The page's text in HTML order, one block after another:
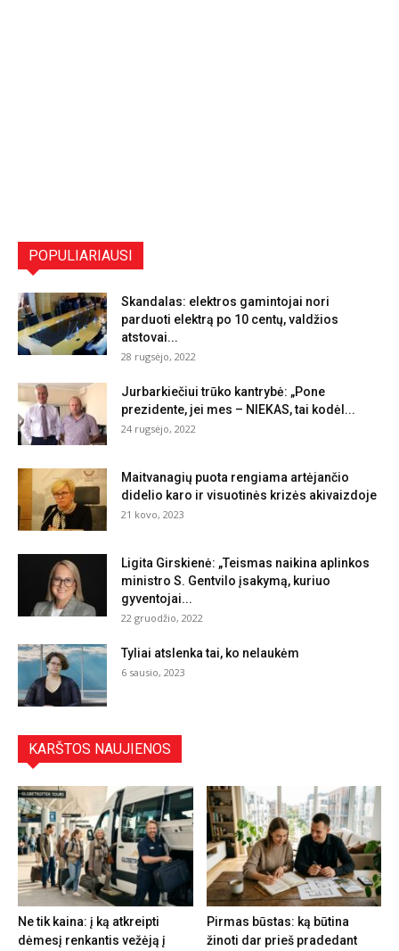
POPULIARIAUSI
Skandalas: elektros gamintojai nori
parduoti elektrą po 10 centų, valdžios
atstovai...
28 rugsėjo, 2022
Jurbarkiečiui trūko kantrybė: „Pone
prezidente, jei mes – NIEKAS, tai kodėl...
24 rugsėjo, 2022
Maitvanagių puota rengiama artėjančio
didelio karo ir visuotinės krizės akivaizdoje
21 kovo, 2023
Ligita Girskienė: „Teismas naikina aplinkos
ministro S. Gentvilo įsakymą, kuriuo
gyventojai...
22 gruodžio, 2022
Tyliai atslenka tai, ko nelaukėm
6 sausio, 2023
KARŠTOS NAUJIENOS
Ne tik kaina: į ką atkreipti
dėmesį renkantis vežėją į
Pirmas būstas: ką būtina
žinoti dar prieš pradedant